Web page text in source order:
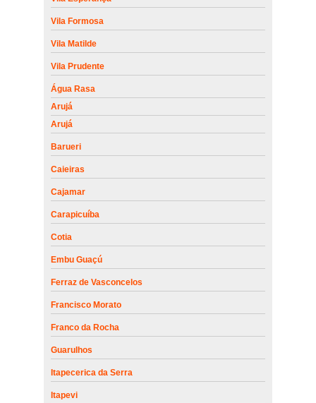
Vila Formosa
Vila Matilde
Vila Prudente
Água Rasa
Arujá
Arujá
Barueri
Caieiras
Cajamar
Carapicuíba
Cotia
Embu Guaçú
Ferraz de Vasconcelos
Francisco Morato
Franco da Rocha
Guarulhos
Itapecerica da Serra
Itapevi